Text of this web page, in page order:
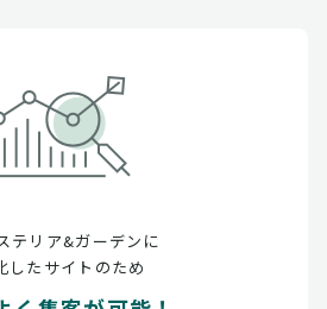
テリア&ガーデンに
したサイトのため